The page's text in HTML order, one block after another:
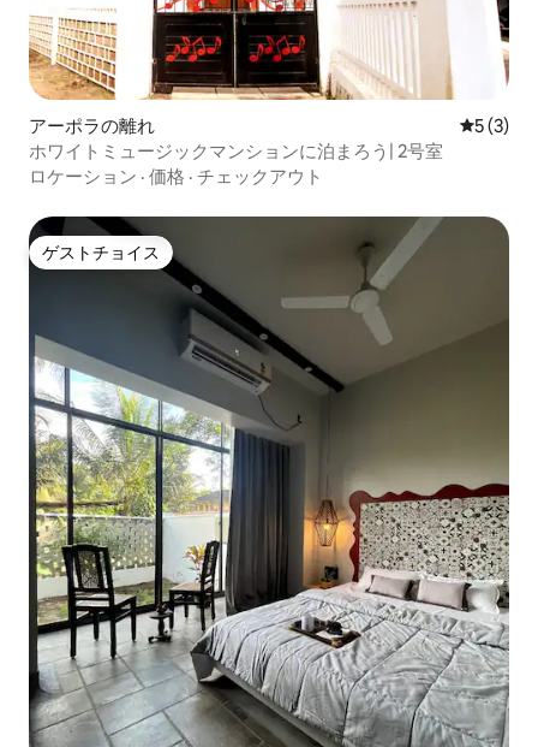
アーポラの離れ レビュー
5 (3)
ホワイトミュージックマンションに泊まろう| 2号室
ロケーション · 価格 · チェックアウト
ゲストチョイス
ゲストチョイス